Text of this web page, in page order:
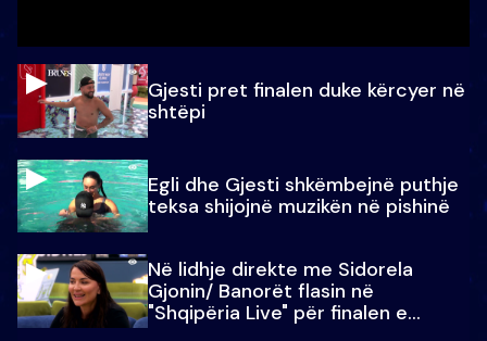
Gjesti pret finalen duke kërcyer në
shtëpi
Egli dhe Gjesti shkëmbejnë puthje
teksa shijojnë muzikën në pishinë
Në lidhje direkte me Sidorela
Gjonin/ Banorët flasin në
"Shqipëria Live" për finalen e